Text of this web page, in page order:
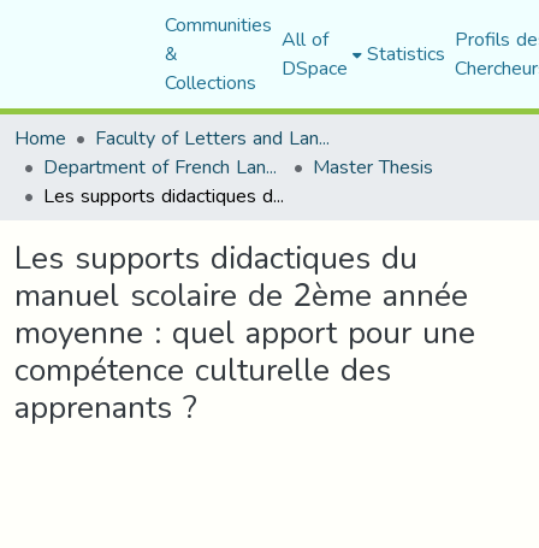
Communities
&
Collections
All of
DSpace Statistics Profils
Home
Faculty of Letters and Languages
Department of French Language and Literature Master Thesis
Les supports didactiques du manuel scolaire de 2ème année moyenne : quel apport pour une compétence culturelle des apprenants ?
Les supports didactiques du
manuel scolaire de 2ème année
moyenne : quel apport pour une
compétence culturelle des
apprenants ?